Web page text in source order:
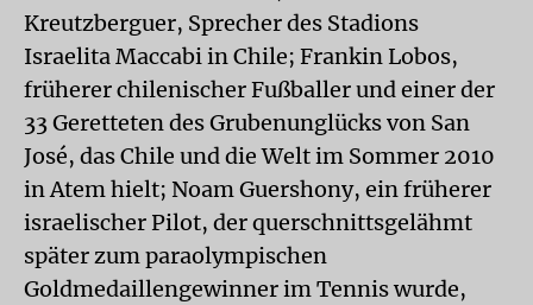
Kreutzberguer, Sprecher des Stadions
Israelita Maccabi in Chile; Frankin Lobos,
früherer chilenischer Fußballer und einer der
33 Geretteten des Grubenunglücks von San
José, das Chile und die Welt im Sommer 2010
in Atem hielt; Noam Guershony, ein früherer
israelischer Pilot, der querschnittsgelähmt
später zum paraolympischen
Goldmedaillengewinner im Tennis wurde,